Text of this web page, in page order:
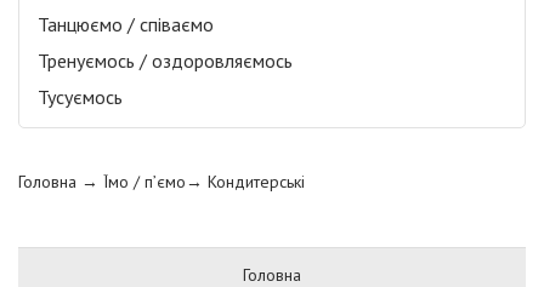
Танцюємо / співаємо
Тренуємось / оздоровляємось
Тусуємось
Головна → Їмо / п’ємо→ Кондитерські
Головна